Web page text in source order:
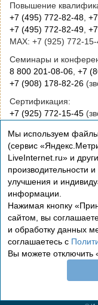
Повышение
+7 (495) 772-82-48,
+7 (495) 772-82-49,
MAX: +7 (925) 772-
Семинары и
8 800 201-08-06, +7
+7 (908) 178-82-26
Сертификация:
+7 (925) 772-15-45
Приобретение книг:
+7 (495) 772-00-14,
Консультационные
+7 (495) 772-01-83,
Политика
Мы используем
(сервис
LiveInternet.ru» и
производительности
улучшения и
информации.
Нажимая кнопку
сайтом, вы
и обработку данных
соглашаетесь с
Вы можете отключить